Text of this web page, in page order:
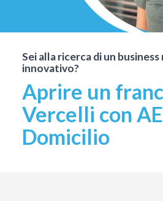
Sei alla ricerca di un
innovativo?
Aprire un
Vercelli con
Domicilio